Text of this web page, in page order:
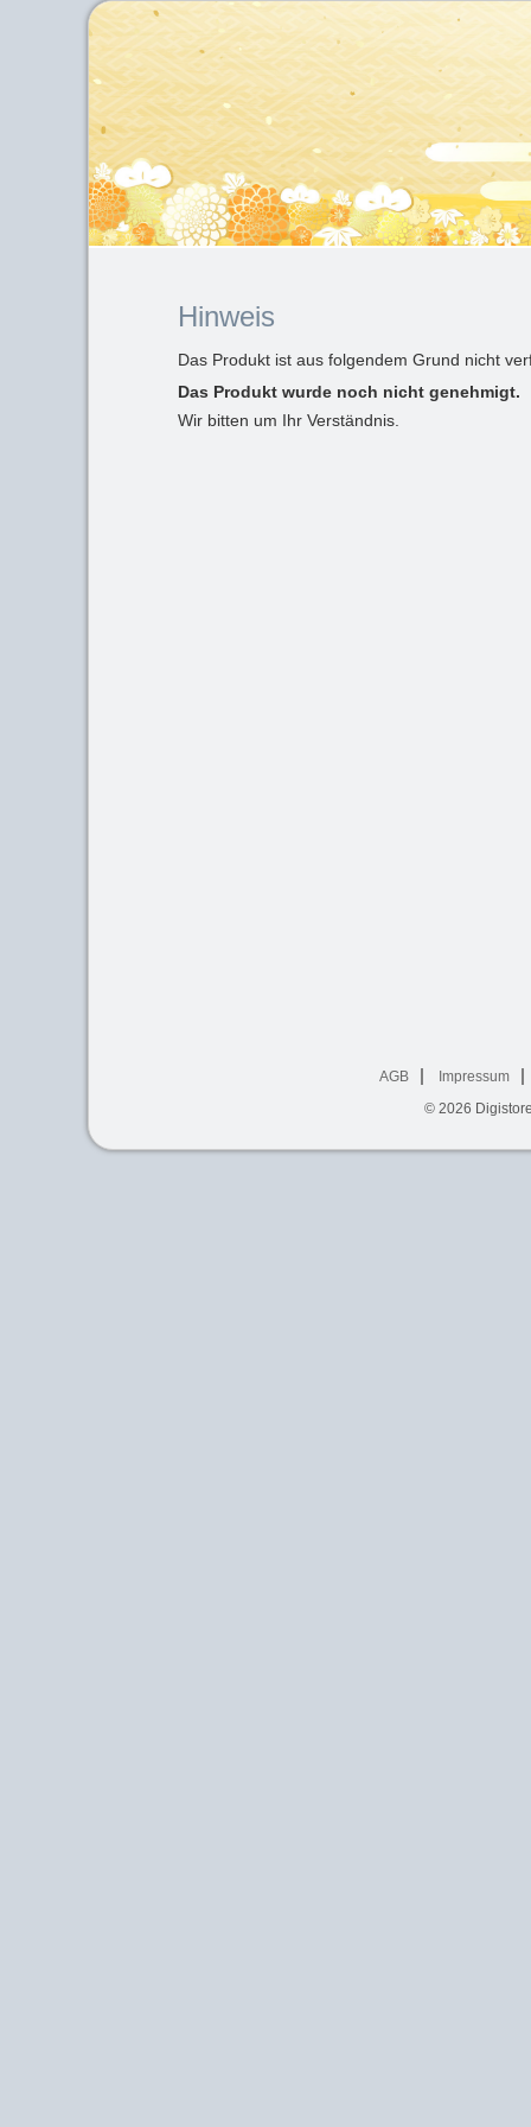
Hinweis
Das Produkt ist aus folgendem Grund nicht
Das Produkt wurde noch nicht genehmigt.
Wir bitten um Ihr Verständnis.
AGB
Impressum
© 2026